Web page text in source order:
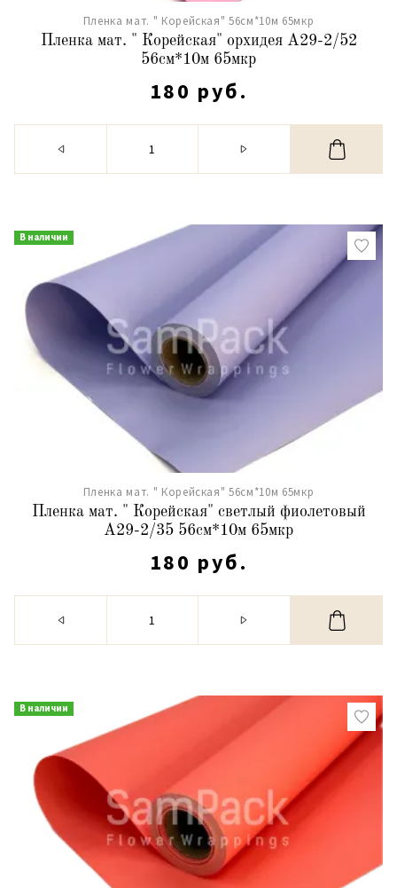
Пленка мат. " Корейская" 56см*10м 65мкр
Пленка мат. " Корейская" орхидея А29-2/52
56см*10м 65мкр
180 руб.
В наличии
Пленка мат. " Корейская" 56см*10м 65мкр
Пленка мат. " Корейская" светлый фиолетовый
А29-2/35 56см*10м 65мкр
180 руб.
В наличии